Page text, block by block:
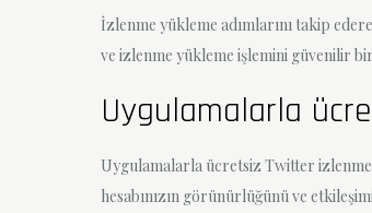
İzlenme yükleme adımlarını takip
ve izlenme yükleme işlemini güvenilir
Uygulamalarla
Uygulamalarla ücretsiz Twitter izlenme
hesabınızın görünürlüğünü ve